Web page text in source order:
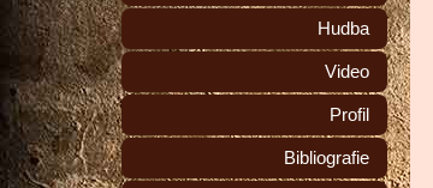
Hudba
Video
Profil
Bibliografie